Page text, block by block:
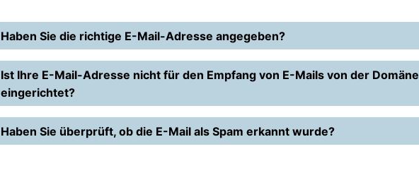
Haben Sie die richtige E-Mail-Adresse angegeben?
Ist Ihre E-Mail-Adresse nicht für den Empfang von E-Mails von der Domäne
eingerichtet?
Haben Sie überprüft, ob die E-Mail als Spam erkannt wurde?